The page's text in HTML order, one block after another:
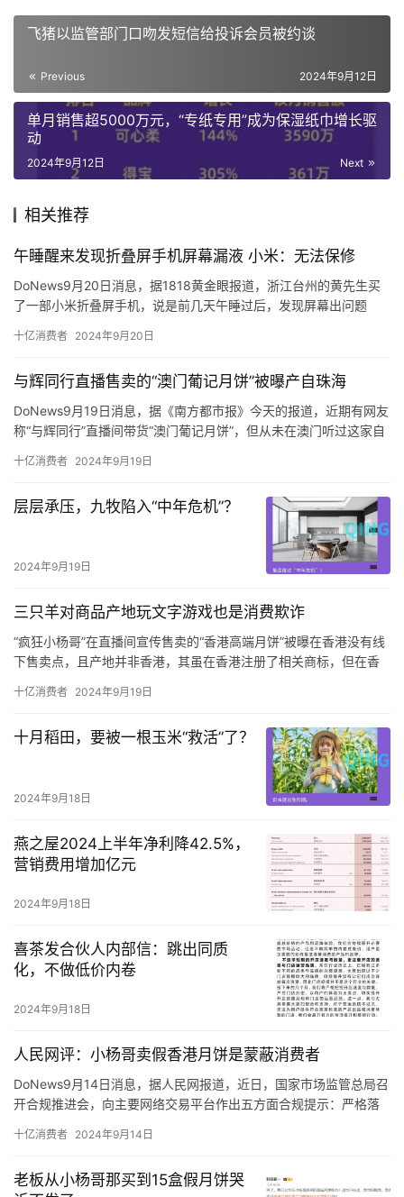
飞猪以监管部门口吻发短信给投诉会员被约谈
Previous 2024年9月12日
单月销售超5000万元，“专纸专用”成为保湿纸巾增长驱
动
Next
2024年9月12日
相关推荐
午睡醒来发现折叠屏手机屏幕漏液 小米：无法保修
DoNews9月20日消息，据1818黄金眼报道，浙江台州的黄先生买
了一部小米折叠屏手机，说是前几天午睡过后，发现屏幕出问题
黄先生称，自己7月27号在台州黄岩吾悦广场买了小米折叠式4，花
黄先生把这部小米折叠屏手机送到销售门店，由对方寄去售后，他
提供了一张照片，说是寄出前快递员拍的。
十亿消费者 2024年9月20日
与辉同行直播售卖的“澳门葡记月饼”被曝产自珠海
DoNews9月19日消息，据《南方都市报》今天的报道，近期有网友
称“与辉同行”直播间带货“澳门葡记月饼”，但从未在澳门听过这家自
涉事月饼生产商珠海葡记食品有限公司的工作人员告诉南都记者，
开设门店。而在“澳门葡记月饼”各平台的网店中，详情均显示旗下多
款产品产地、发货地为珠海，但推广内容里多次出现“澳门老字号”
“澳门必吃”的字样，宣传视频里更出现“澳门老师傅制作”“在澳门要。
十亿消费者 2024年9月19日
​层层承压，九牧陷入“中年危机”？
2024年9月19日
三只羊对商品产地玩文字游戏也是消费欺诈
“疯狂小杨哥”在直播间宣传售卖的“香港高端月饼”被曝在香港没有线
下售卖点，且产地并非香港，其虽在香港注册了相关商标，但在香
在粉丝众多的直播间大肆宣传的“香港高端月饼”，却被曝在香港并无
反观“疯狂小杨哥”在直播间宣传售卖的“香港高端月饼”，这些影响力
很大的主播根本没有在直播间以显著方式提醒该商品并非香港产
十亿消费者 2024年9月19日
十月稻田，要被一根玉米“救活”了？
2024年9月18日
燕之屋2024上半年净利降42.5%，
营销费用增加亿元
2024年9月18日
喜茶发合伙人内部信：跳出同质
化，不做低价内卷
2024年9月18日
人民网评：小杨哥卖假香港月饼是蒙蔽消费者
DoNews9月14日消息，据人民网报道，近日，国家市场监管总局召
开合规推进会，向主要网络交易平台作出五方面合规提示：严格落
行为，严格禁止销售违法违禁商品，妥善化解网络消费纠纷。如果
门瞄准内地不知情的消费者，还有购买热情吗。
十亿消费者 2024年9月14日
老板从小杨哥那买到15盒假月饼哭